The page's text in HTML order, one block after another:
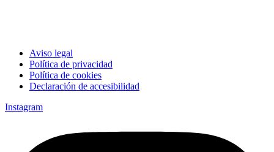
Aviso legal
Política de privacidad
Política de cookies
Declaración de accesibilidad
Instagram